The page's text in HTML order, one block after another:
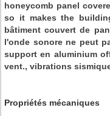
honeycomb panel
so it makes the
bâtiment couvert de
l'onde sonore ne peut
support en aluminium
vent., vibrations
Propriétés mécaniques